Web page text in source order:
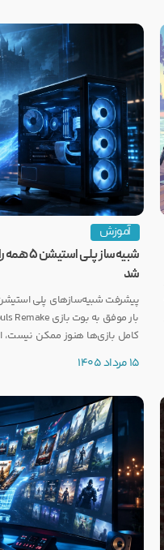
آموزش
شبیه‌ساز
شد
کامل بازی‌ها هنوز ممکن نیست،
15 مرداد 1405